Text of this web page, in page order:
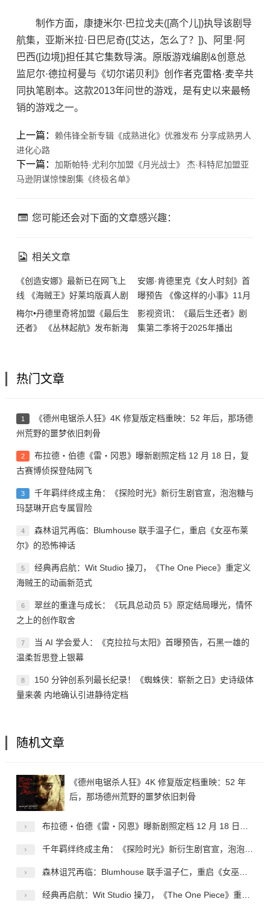
制作方面，康捷米尔·巴拉戈夫([高个儿])执导该剧导
航集，亚斯米拉·日巴尼奇([艾达，怎么了？])、阿里·阿
巴西([边境])担任其它集数导演。原版游戏编剧&创意总
监尼尔·德拉柯曼与《切尔诺贝利》创作者克雷格·麦辛共
同执笔剧本。这款2013年问世的游戏，是有史以来最畅
销的游戏之一。
上一篇： 赖伟锋全新专辑《成熟进化》优雅发布 分享成熟男人
进化心路
下一篇： 加斯帕特·尤利尔加盟《月光战士》 杰·科特尼加盟亚
马逊阴谋惊悚剧集《终极名单》
您可能还会对下面的文章感兴趣：
相关文章
《创造安娜》最新已在网飞上
线 《海贼王》好莱坞版真人剧
集本月开拍
安娜·肯德里克《女人时刻》首
曝预告 《像这样的小事》11月
8日北美上映
梅尔•丹德里奇将加盟《最后生
还者》 《丛林起航》发布新海
影视资讯：《最后生还者》剧
集第二季将于2025年播出
热门文章
1
《德州电锯杀人狂》4K 修复版定档重映：52 年后，那场德
州荒野的噩梦依旧刺骨
2
布拉德・伯德《雷・冈恩》曝新剧照定档 12 月 18 日，复
古赛博侦探登陆网飞
3
千年羁绊终成主角：《探险时光》新衍生剧官宣，泡泡糖与
玛瑟琳开启专属冒险
4
森林诅咒再临：Blumhouse 联手温子仁，重启《女巫布莱
尔》的恐怖神话
5
经典再启航：Wit Studio 操刀，《The One Piece》重定义
海贼王的动画新范式
6
翠丝的重逢与成长：《玩具总动员 5》原定结局曝光，情怀
之上的创作取舍
7
当 AI 学会爱人：《克拉拉与太阳》首曝预告，石黑一雄的
温柔哲思登上银幕
8
150 分钟创系列最长纪录！《蜘蛛侠：崭新之日》史诗级体
量来袭 内地确认引进静待定档
随机文章
《德州电锯杀人狂》4K 修复版定档重映：52 年
后，那场德州荒野的噩梦依旧刺骨
布拉德・伯德《雷・冈恩》曝新剧照定档 12 月 18 日，复古赛博侦探登陆网飞
千年羁绊终成主角：《探险时光》新衍生剧官宣，泡泡糖与玛瑟琳开启专属冒险
森林诅咒再临：Blumhouse 联手温子仁，重启《女巫布莱尔》的恐怖神话
经典再启航：Wit Studio 操刀，《The One Piece》重定义海贼王的动画新范式